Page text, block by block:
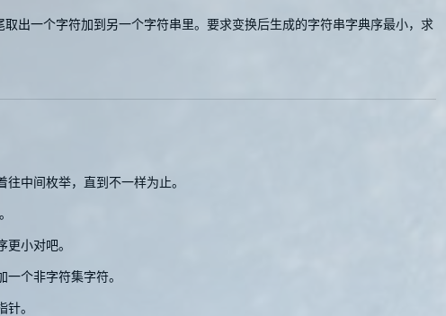
取出一个字符加到另一个字符串里。要求变换后生成的字符串字典序最小，求
中间枚举，直到不一样为止。
小对吧。
个非字符集字符。
。